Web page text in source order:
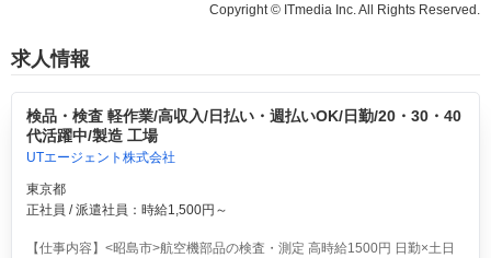
Copyright © ITmedia Inc. All Rights Reserved.
求人情報
検品・検査 軽作業/高収入/日払い・週払いOK/日勤/20・30・40
代活躍中/製造 工場
UTエージェント株式会社
東京都
正社員 / 派遣社員：時給1,500円～
【仕事内容】<昭島市>航空機部品の検査・測定 高時給1500円 日勤×土日